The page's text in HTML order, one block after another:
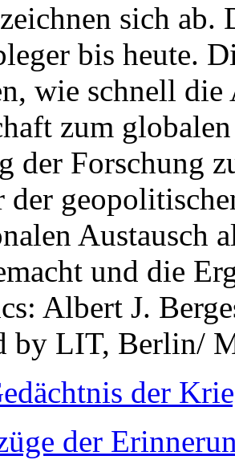
sich
bis heute.
wie schnell die
zum
der Forschung
der
Austausch
und die
Albert J.
by LIT, Berlin/
der
der